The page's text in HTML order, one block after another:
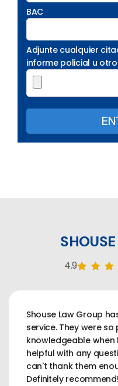
BAC
Adjunte cualquier
informe policial u
4.9
Shouse Law Group
service. They were
knowledgeable
helpful with any
can't thank them
Definitely recommend!